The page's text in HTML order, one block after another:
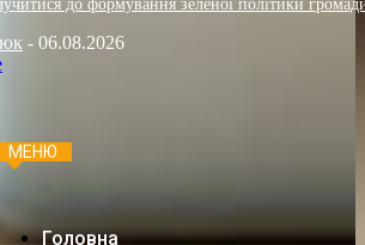
до формування зеленої політики
- 06.08.2026
МЕНЮ
Головна